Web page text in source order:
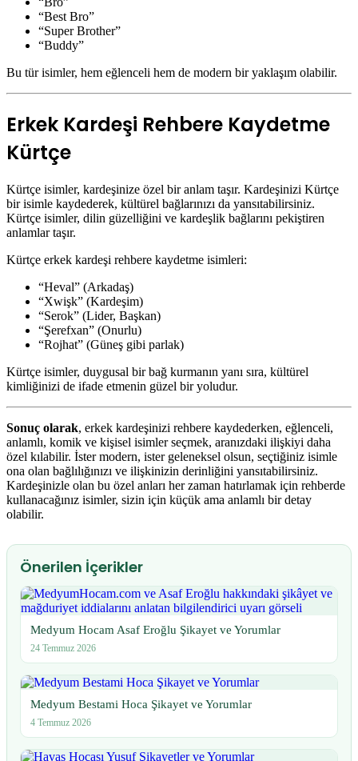
“Best Bro”
“Super Brother”
“Buddy”
Bu tür isimler, hem eğlenceli hem de modern bir yaklaşım olabilir.
Erkek Kardeşi Rehbere Kaydetme
Kürtçe
Kürtçe isimler, kardeşinize özel bir anlam taşır. Kardeşinizi Kürtçe
bir isimle kaydederek, kültürel bağlarınızı da yansıtabilirsiniz.
Kürtçe isimler, dilin güzelliğini ve kardeşlik bağlarını pekiştiren
anlamlar taşır.
Kürtçe erkek kardeşi rehbere kaydetme isimleri:
“Heval” (Arkadaş)
“Xwişk” (Kardeşim)
“Serok” (Lider, Başkan)
“Şerefxan” (Onurlu)
“Rojhat” (Güneş gibi parlak)
Kürtçe isimler, duygusal bir bağ kurmanın yanı sıra, kültürel
kimliğinizi de ifade etmenin güzel bir yoludur.
Sonuç olarak, erkek kardeşinizi rehbere kaydederken, eğlenceli,
anlamlı, komik ve kişisel isimler seçmek, aranızdaki ilişkiyi daha
özel kılabilir. İster modern, ister geleneksel olsun, seçtiğiniz isimle
ona olan bağlılığınızı ve ilişkinizin derinliğini yansıtabilirsiniz.
Kardeşinizle olan bu özel anları her zaman hatırlamak için rehberde
kullanacağınız isimler, sizin için küçük ama anlamlı bir detay
olabilir.
Önerilen İçerikler
Medyum Hocam Asaf Eroğlu Şikayet ve Yorumlar
24 Temmuz 2026
Medyum Bestami Hoca Şikayet ve Yorumlar
4 Temmuz 2026